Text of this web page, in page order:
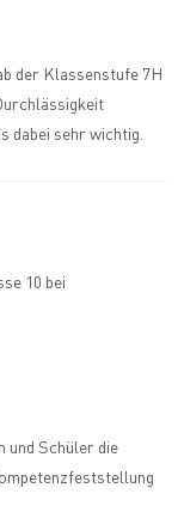
der Klassenstufe 7H
dabei sehr wichtig.
10 bei
und Schüler die